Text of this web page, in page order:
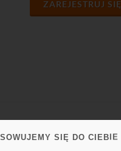
SIĘ DO CIEBIE
ZAREJESTRUJ SIĘ